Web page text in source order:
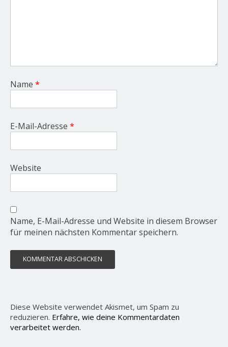
Name *
E-Mail-Adresse *
Website
Name, E-Mail-Adresse und Website in diesem Browser
für meinen nächsten Kommentar speichern.
Diese Website verwendet Akismet, um Spam zu
reduzieren. Erfahre, wie deine Kommentardaten
verarbeitet werden.